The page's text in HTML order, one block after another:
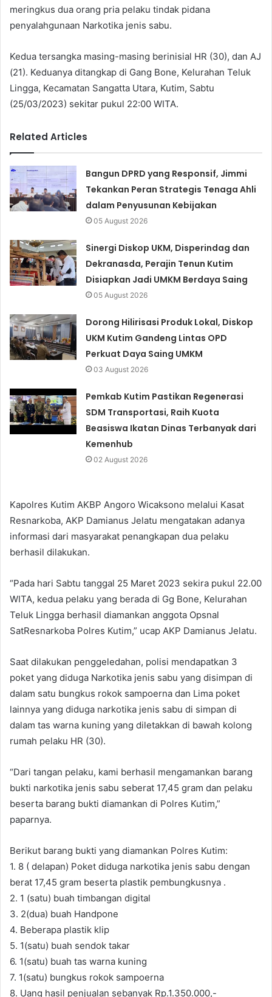
meringkus dua orang pria pelaku tindak pidana
penyalahgunaan Narkotika jenis sabu.
Kedua tersangka masing-masing berinisial HR (30), dan AJ
(21). Keduanya ditangkap di Gang Bone, Kelurahan Teluk
Lingga, Kecamatan Sangatta Utara, Kutim, Sabtu
(25/03/2023) sekitar pukul 22:00 WITA.
Related Articles
Bangun DPRD yang Responsif, Jimmi
Tekankan Peran Strategis Tenaga Ahli
dalam Penyusunan Kebijakan
05 August 2026
Sinergi Diskop UKM, Disperindag dan
Dekranasda, Perajin Tenun Kutim
Disiapkan Jadi UMKM Berdaya Saing
05 August 2026
Dorong Hilirisasi Produk Lokal, Diskop
UKM Kutim Gandeng Lintas OPD
Perkuat Daya Saing UMKM
03 August 2026
Pemkab Kutim Pastikan Regenerasi
SDM Transportasi, Raih Kuota
Beasiswa Ikatan Dinas Terbanyak dari
Kemenhub
02 August 2026
Kapolres Kutim AKBP Angoro Wicaksono melalui Kasat
Resnarkoba, AKP Damianus Jelatu mengatakan adanya
informasi dari masyarakat penangkapan dua pelaku
berhasil dilakukan.
“Pada hari Sabtu tanggal 25 Maret 2023 sekira pukul 22.00
WITA, kedua pelaku yang berada di Gg Bone, Kelurahan
Teluk Lingga berhasil diamankan anggota Opsnal
SatResnarkoba Polres Kutim,” ucap AKP Damianus Jelatu.
Saat dilakukan penggeledahan, polisi mendapatkan 3
poket yang diduga Narkotika jenis sabu yang disimpan di
dalam satu bungkus rokok sampoerna dan Lima poket
lainnya yang diduga narkotika jenis sabu di simpan di
dalam tas warna kuning yang diletakkan di bawah kolong
rumah pelaku HR (30).
“Dari tangan pelaku, kami berhasil mengamankan barang
bukti narkotika jenis sabu seberat 17,45 gram dan pelaku
beserta barang bukti diamankan di Polres Kutim,”
paparnya.
Berikut barang bukti yang diamankan Polres Kutim:
1. 8 ( delapan) Poket diduga narkotika jenis sabu dengan
berat 17,45 gram beserta plastik pembungkusnya .
2. 1 (satu) buah timbangan digital
3. 2(dua) buah Handpone
4. Beberapa plastik klip
5. 1(satu) buah sendok takar
6. 1(satu) buah tas warna kuning
7. 1(satu) bungkus rokok sampoerna
8. Uang hasil penjualan sebanyak Rp.1.350.000,-